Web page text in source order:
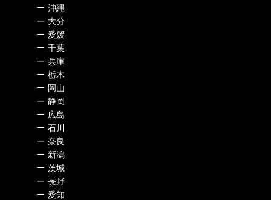
ー 沖縄
ー 大分
ー 愛媛
ー 千葉
ー 兵庫
ー 栃木
ー 岡山
ー 静岡
ー 広島
ー 石川
ー 奈良
ー 新潟
ー 茨城
ー 長野
ー 愛知